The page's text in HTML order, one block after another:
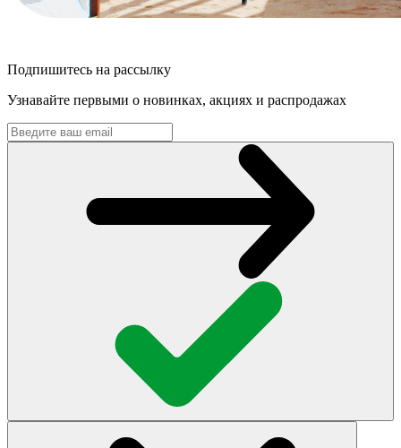
Подпишитесь на рассылку
Узнавайте первыми о новинках, акциях и распродажах